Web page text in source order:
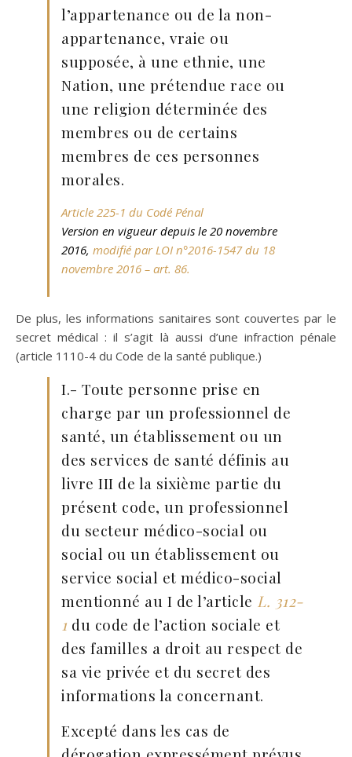
l’appartenance ou de la non-
appartenance, vraie ou
supposée, à une ethnie, une
Nation, une prétendue race ou
une religion déterminée des
membres ou de certains
membres de ces personnes
morales.
Article 225-1 du Codé Pénal
Version en vigueur depuis le 20 novembre
2016, modifié par LOI n°2016-1547 du 18
novembre 2016 – art. 86.
De plus, les informations sanitaires sont couvertes par le
secret médical : il s’agit là aussi d’une infraction pénale
(article 1110-4 du Code de la santé publique.)
I.- Toute personne prise en
charge par un professionnel de
santé, un établissement ou un
des services de santé définis au
livre III de la sixième partie du
présent code, un professionnel
du secteur médico-social ou
social ou un établissement ou
service social et médico-social
mentionné au I de l’article L. 312-
1 du code de l’action sociale et
des familles a droit au respect de
sa vie privée et du secret des
informations la concernant.
Excepté dans les cas de